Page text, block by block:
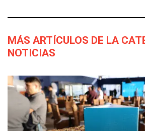
MÁS ARTÍCULOS DE LA
NOTICIAS